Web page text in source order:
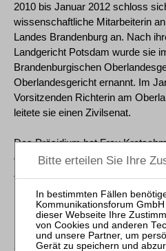
2010 bis Januar 2012 schloss
wissenschaftliche Mitarbeiterin
Landes Brandenburg an. Nach
Landgericht Potsdam wurde sie
Brandenburgischen
Oberlandesgericht ernannt. Im
Vorsitzenden Richterin am
leitete sie einen Zivilsenat.
Das Präsidium hat Frau
das Kauf-, Leasing- und
Zivilsenat zugewiesen.
Karlsruhe, den 1. Juni 2026